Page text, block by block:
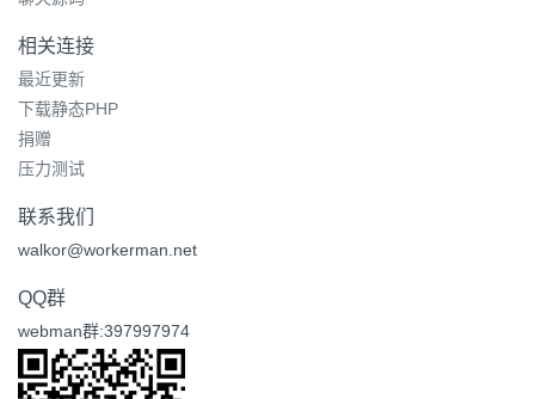
相关连接
最近更新
下载静态PHP
捐赠
压力测试
联系我们
walkor@workerman.net
QQ群
webman群:397997974